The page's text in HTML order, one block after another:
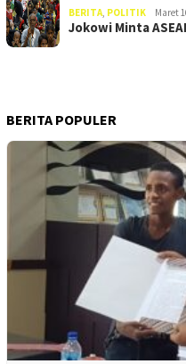
BERITA, POLITIK Maret
Jokowi Minta
BERITA POPULER